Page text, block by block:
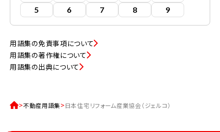
5
6 7 8 9
用語集の免責事項について
用語集の著作権について
用語集の出典について
不動産用語集 日本住宅リフォーム産業協会（ジェルコ）